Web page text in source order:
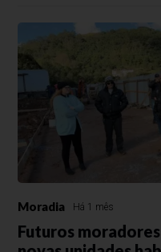
Moradia Há 1 mês
Futuros